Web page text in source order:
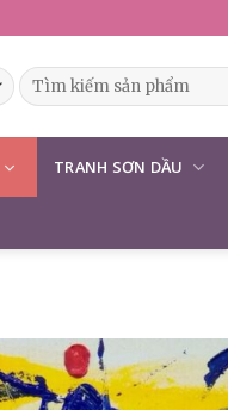
Tìm
kiếm:
TRANH SƠN DẦU